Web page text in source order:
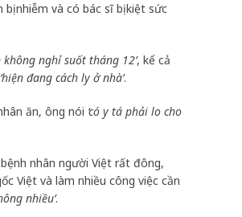
nhiễm và có bác sĩ bị kiệt sức
nghỉ suốt tháng 12’, kể cả
‘hiện đang cách ly ở nhà’.
ăn, ông nói ‘có y tá phải lo cho
nhân người Việt rất đông,
Việt và làm nhiều công việc cần
nhiều’.